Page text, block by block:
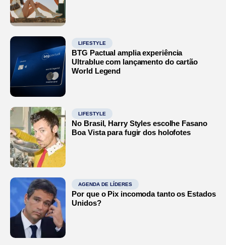
LIFESTYLE
BTG Pactual amplia experiência
Ultrablue com lançamento do cartão
World Legend
LIFESTYLE
No Brasil, Harry Styles escolhe Fasano
Boa Vista para fugir dos holofotes
AGENDA DE LÍDERES
Por que o Pix incomoda tanto os Estados
Unidos?